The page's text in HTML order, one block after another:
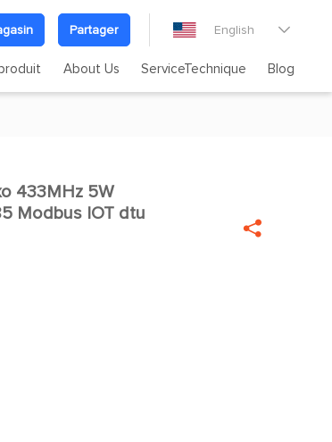
Partager English 
About Us ServiceTechnique Blog

433MHz 5W
Modbus IOT dtu
